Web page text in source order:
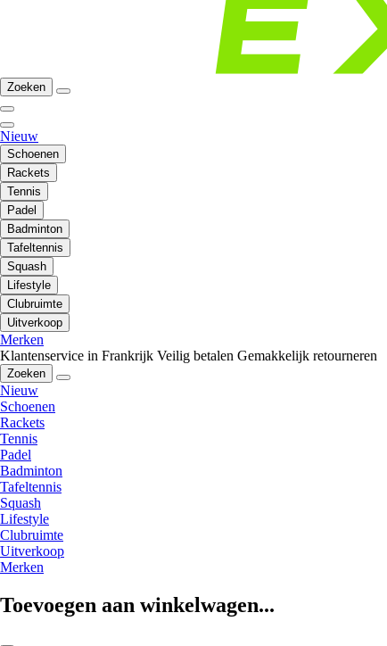
Zoeken
Nieuw
Schoenen
Rackets
Tennis
Padel
Badminton
Tafeltennis
Squash
Lifestyle
Clubruimte
Uitverkoop
Merken
Klantenservice in Frankrijk Veilig betalen Gemakkelijk retourneren
Zoeken
Nieuw
Schoenen
Rackets
Tennis
Padel
Badminton
Tafeltennis
Squash
Lifestyle
Clubruimte
Uitverkoop
Merken
Toevoegen aan winkelwagen...